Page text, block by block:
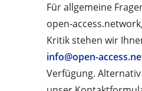
Für allgemeine
open-
Kritik stehen wir
info@open-
Verfügung.